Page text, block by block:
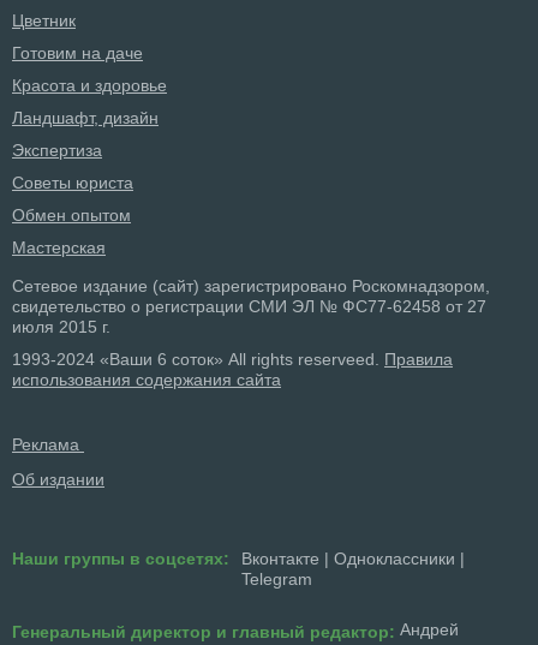
Цветник
Готовим на даче
Красота и здоровье
Ландшафт, дизайн
Экспертиза
Советы юриста
Обмен опытом
Мастерская
Сетевое издание (сайт) зарегистрировано Роскомнадзором,
свидетельство о регистрации СМИ ЭЛ № ФС77-62458 от 27
июля 2015 г.
1993-2024 «Ваши 6 соток» All rights reserveed. Правила
использования содержания сайта
Реклама
Об издании
Наши группы в соцсетях: Вконтакте | Одноклассники |
Telegram
Генеральный директор и главный редактор: Андрей